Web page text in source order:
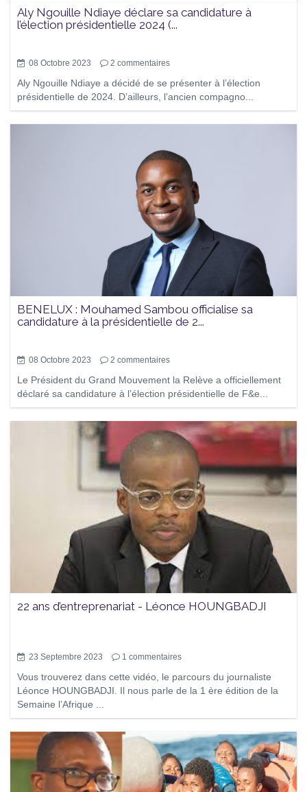
Aly Ngouille Ndiaye déclare sa candidature à
l’élection présidentielle 2024 (...
08 Octobre 2023 2 commentaires
Aly Ngouille Ndiaye a décidé de se présenter à l’élection
présidentielle de 2024. D’ailleurs, l’ancien compagno...
BENELUX : Mouhamed Sambou officialise sa
candidature à la présidentielle de 2...
08 Octobre 2023 2 commentaires
Le Président du Grand Mouvement la Relève a officiellement
déclaré sa candidature à l’élection présidentielle de F&e...
22 ans d’entreprenariat - Léonce HOUNGBADJI
23 Septembre 2023 1 commentaires
Vous trouverez dans cette vidéo, le parcours du journaliste
Léonce HOUNGBADJI. Il nous parle de la 1 ère édition de la
Semaine l’Afrique ...